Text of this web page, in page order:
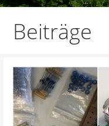
Beiträge